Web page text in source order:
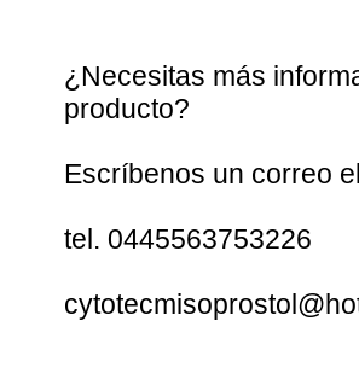
¿Necesitas más
producto?
Escríbenos un correo
tel. 0445563753226